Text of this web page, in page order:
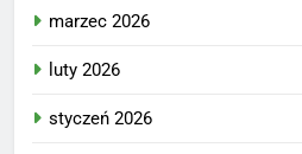
marzec 2026
luty 2026
styczeń 2026